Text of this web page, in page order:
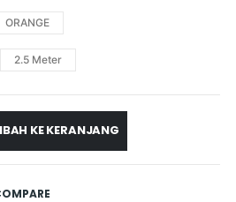
ORANGE
2.5 Meter
KE KERANJANG